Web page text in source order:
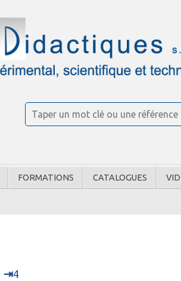
FORMATIONS CATALOGUES
⇥4